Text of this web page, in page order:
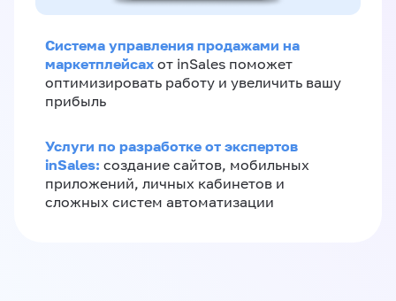
Система управления продажами на
маркетплейсах от inSales поможет
оптимизировать работу и увеличить вашу
прибыль
Услуги по разработке от экспертов
inSales: создание сайтов, мобильных
приложений, личных кабинетов и
сложных систем автоматизации